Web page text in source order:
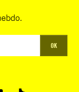
OK